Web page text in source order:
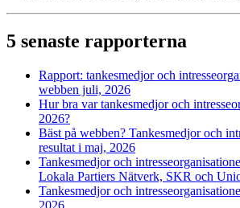
5 senaste rapporterna
Rapport: tankesmedjor och
webben juli, 2026
Hur bra var tankesmedjor och
2026?
Bäst på webben? Tankesmedjor och
resultat i maj, 2026
Tankesmedjor och
Lokala Partiers Nätverk, SKR och
Tankesmedjor och
2026